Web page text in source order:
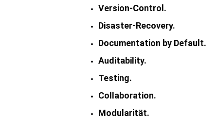
Version-Control.
Disaster-Recovery.
Documentation by Default.
Auditability.
Testing.
Collaboration.
Modularität.